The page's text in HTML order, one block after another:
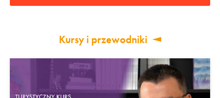
Kursy i przewodniki